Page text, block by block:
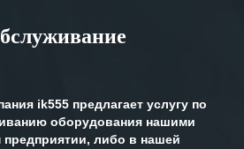
ik555 предлагает услугу по
оборудования нашими
либо в нашей